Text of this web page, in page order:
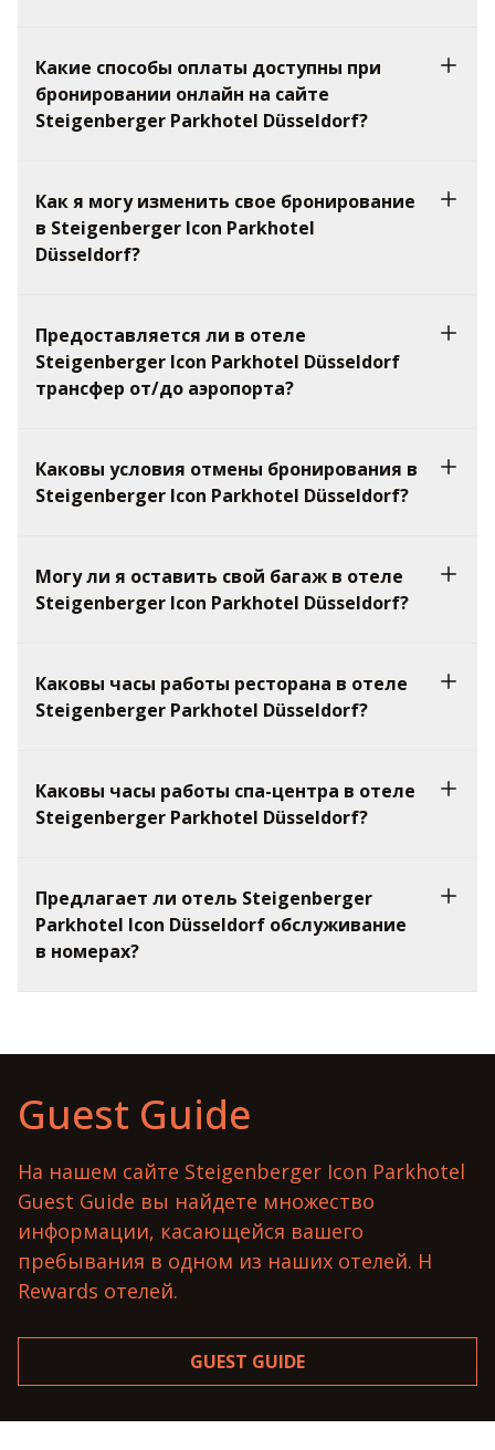
Какие способы оплаты доступны при
бронировании онлайн на сайте
Steigenberger Parkhotel Düsseldorf?
Как я могу изменить свое бронирование
в Steigenberger Icon Parkhotel
Düsseldorf?
Предоставляется ли в отеле
Steigenberger Icon Parkhotel Düsseldorf
трансфер от/до аэропорта?
Каковы условия отмены бронирования в
Steigenberger Icon Parkhotel Düsseldorf?
Могу ли я оставить свой багаж в отеле
Steigenberger Icon Parkhotel Düsseldorf?
Каковы часы работы ресторана в отеле
Steigenberger Parkhotel Düsseldorf?
Каковы часы работы спа-центра в отеле
Steigenberger Parkhotel Düsseldorf?
Предлагает ли отель Steigenberger
Parkhotel Icon Düsseldorf обслуживание
в номерах?
Guest Guide
На нашем сайте Steigenberger Icon Parkhotel
Guest Guide вы найдете множество
информации, касающейся вашего
пребывания в одном из наших отелей. H
Rewards отелей.
GUEST GUIDE